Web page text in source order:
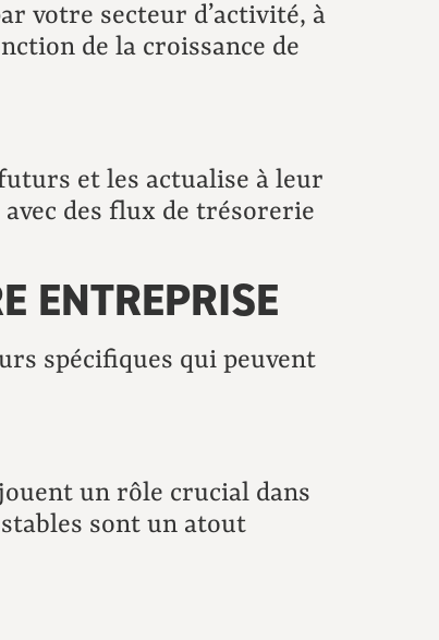
votre secteur d’activité, à
de la croissance de
et les actualise à leur
des flux de trésorerie
ENTREPRISE
spécifiques qui peuvent
un rôle crucial dans
sont un atout